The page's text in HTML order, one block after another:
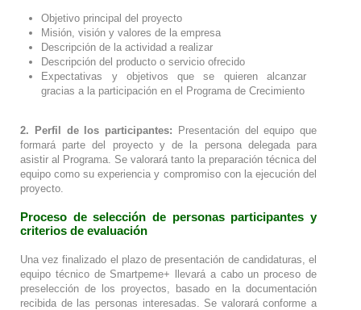
Objetivo principal del proyecto
Misión, visión y valores de la empresa
Descripción de la actividad a realizar
Descripción del producto o servicio ofrecido
Expectativas y objetivos que se quieren alcanzar
gracias a la participación en el Programa de Crecimiento
2. Perfil de los participantes: Presentación del equipo que
formará parte del proyecto y de la persona delegada para
asistir al Programa. Se valorará tanto la preparación técnica del
equipo como su experiencia y compromiso con la ejecución del
proyecto.
Proceso de selección de personas participantes y
criterios de evaluación
Una vez finalizado el plazo de presentación de candidaturas, el
equipo técnico de Smartpeme+ llevará a cabo un proceso de
preselección de los proyectos, basado en la documentación
recibida de las personas interesadas. Se valorará conforme a